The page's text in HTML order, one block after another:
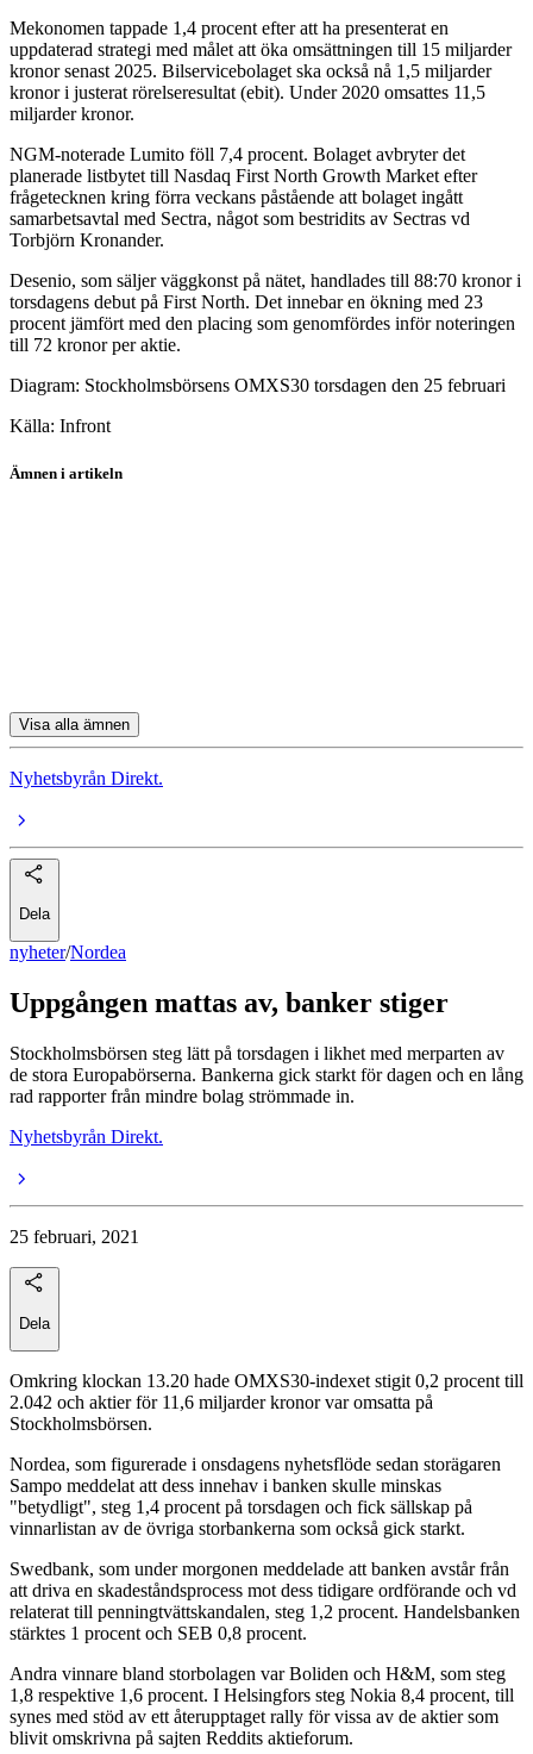
Mekonomen tappade 1,4 procent efter att ha presenterat en
uppdaterad strategi med målet att öka omsättningen till 15 miljarder
kronor senast 2025. Bilservicebolaget ska också nå 1,5 miljarder
kronor i justerat rörelseresultat (ebit). Under 2020 omsattes 11,5
miljarder kronor.
NGM-noterade Lumito föll 7,4 procent. Bolaget avbryter det
planerade listbytet till Nasdaq First North Growth Market efter
frågetecknen kring förra veckans påstående att bolaget ingått
samarbetsavtal med Sectra, något som bestridits av Sectras vd
Torbjörn Kronander.
Desenio, som säljer väggkonst på nätet, handlades till 88:70 kronor i
torsdagens debut på First North. Det innebar en ökning med 23
procent jämfört med den placing som genomfördes inför noteringen
till 72 kronor per aktie.
Diagram: Stockholmsbörsens OMXS30 torsdagen den 25 februari
Källa: Infront
Ämnen i artikeln
Visa alla ämnen
Nyhetsbyrån Direkt.
Dela
nyheter/Nordea
Uppgången mattas av, banker stiger
Stockholmsbörsen steg lätt på torsdagen i likhet med merparten av
de stora Europabörserna. Bankerna gick starkt för dagen och en lång
rad rapporter från mindre bolag strömmade in.
Nyhetsbyrån Direkt.
25 februari, 2021
Dela
Omkring klockan 13.20 hade OMXS30-indexet stigit 0,2 procent till
2.042 och aktier för 11,6 miljarder kronor var omsatta på
Stockholmsbörsen.
Nordea, som figurerade i onsdagens nyhetsflöde sedan storägaren
Sampo meddelat att dess innehav i banken skulle minskas
"betydligt", steg 1,4 procent på torsdagen och fick sällskap på
vinnarlistan av de övriga storbankerna som också gick starkt.
Swedbank, som under morgonen meddelade att banken avstår från
att driva en skadeståndsprocess mot dess tidigare ordförande och vd
relaterat till penningtvättskandalen, steg 1,2 procent. Handelsbanken
stärktes 1 procent och SEB 0,8 procent.
Andra vinnare bland storbolagen var Boliden och H&M, som steg
1,8 respektive 1,6 procent. I Helsingfors steg Nokia 8,4 procent, till
synes med stöd av ett återupptaget rally för vissa av de aktier som
blivit omskrivna på sajten Reddits aktieforum.